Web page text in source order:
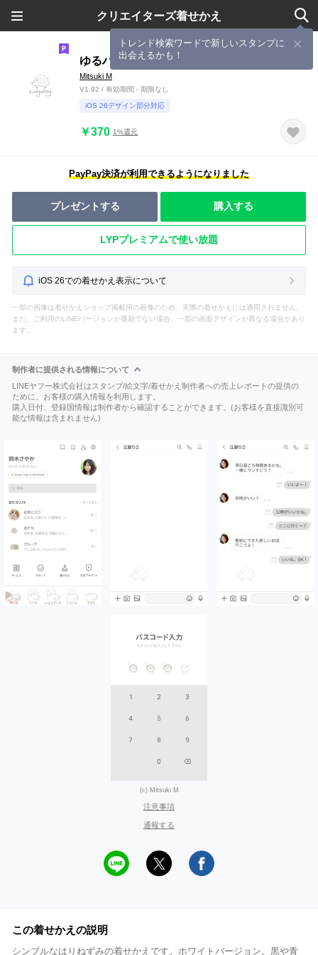
クリエイターズ着せかえ
トレンド検索ワードで新しいスタンプに
出会えるかも！
ゆるハリネズミ*白
Mitsuki M
V1.92 / 有効期間 - 期限なし
iOS 26デザイン部分対応
￥370 1%還元
PayPay決済が利用できるようになりました
プレゼントする 購入する
LYPプレミアムで使い放題
iOS 26での着せかえ表示について
一部の画像は着せかえショップ掲載用の画像のため、実際の着せかえには適用されません。
また、ご利用のLINEバージョンが最新でない場合、一部の画面デザインが異なる場合があり
ます。
制作者に提供される情報について
LINEヤフー株式会社はスタンプ/絵文字/着せかえ制作者への売上レポートの提供の
ために、お客様の購入情報を利用します。
購入日付、登録国情報は制作者から確認することができます。(お客様を直接識別可
能な情報は含まれません)
(c) Mitsuki M
注意事項
通報する
この着せかえの説明
シンプルなはりねずみの着せかえです。ホワイトバージョン。黒や青